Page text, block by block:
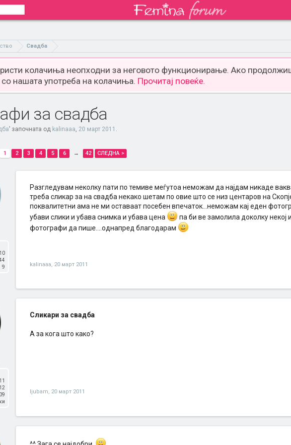
Свадба
колачиња неопходни за неговото функционирање. Ако
нашата употреба на колачиња. Прочитај повеќе.
за свадба
' започната од kalinaaa, 20 март 2011 .
1 2 3 4 5 6 → 42 СЛЕДНА >
9
Разгледувам неколку пати по темиве меѓутоа неможам да најдам никаде
треба сликар за на свадба некако шетам по овие што се низ центаров на
поквалитетни ама не ми оставаат посебен впечаток...неможам кај еден
убави слики и убава снимка и убава цена
па би ве замолила доколку некој
фотографи да пише....однапред благодарам
kalinaaa, 20 март 2011
Сликари за свадба
А за кога што како?
ljubam, 20 март 2011